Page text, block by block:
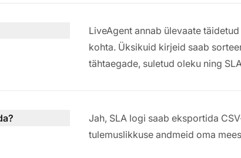
LiveAgent annab ülevaate
kohta. Üksikuid kirjeid saab
tähtaegade, suletud oleku ning
Jah, SLA logi saab eksportida
tulemuslikkuse andmeid oma